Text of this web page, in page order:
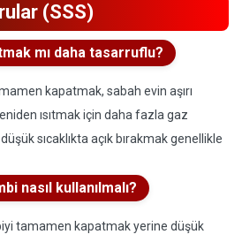
(SSS)
mı daha tasarruflu?
kapatmak, sabah evin aşırı
ısıtmak için daha fazla gaz
sıcaklıkta açık bırakmak genellikle
nasıl kullanılmalı?
tamamen kapatmak yerine düşük